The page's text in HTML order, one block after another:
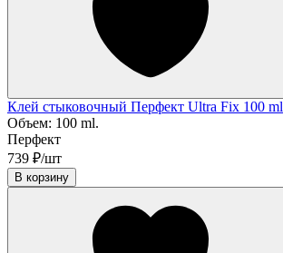
Клей стыковочный Перфект Ultra Fix 100 ml
Объем: 100 ml.
Перфект
739 ₽/шт
В корзину